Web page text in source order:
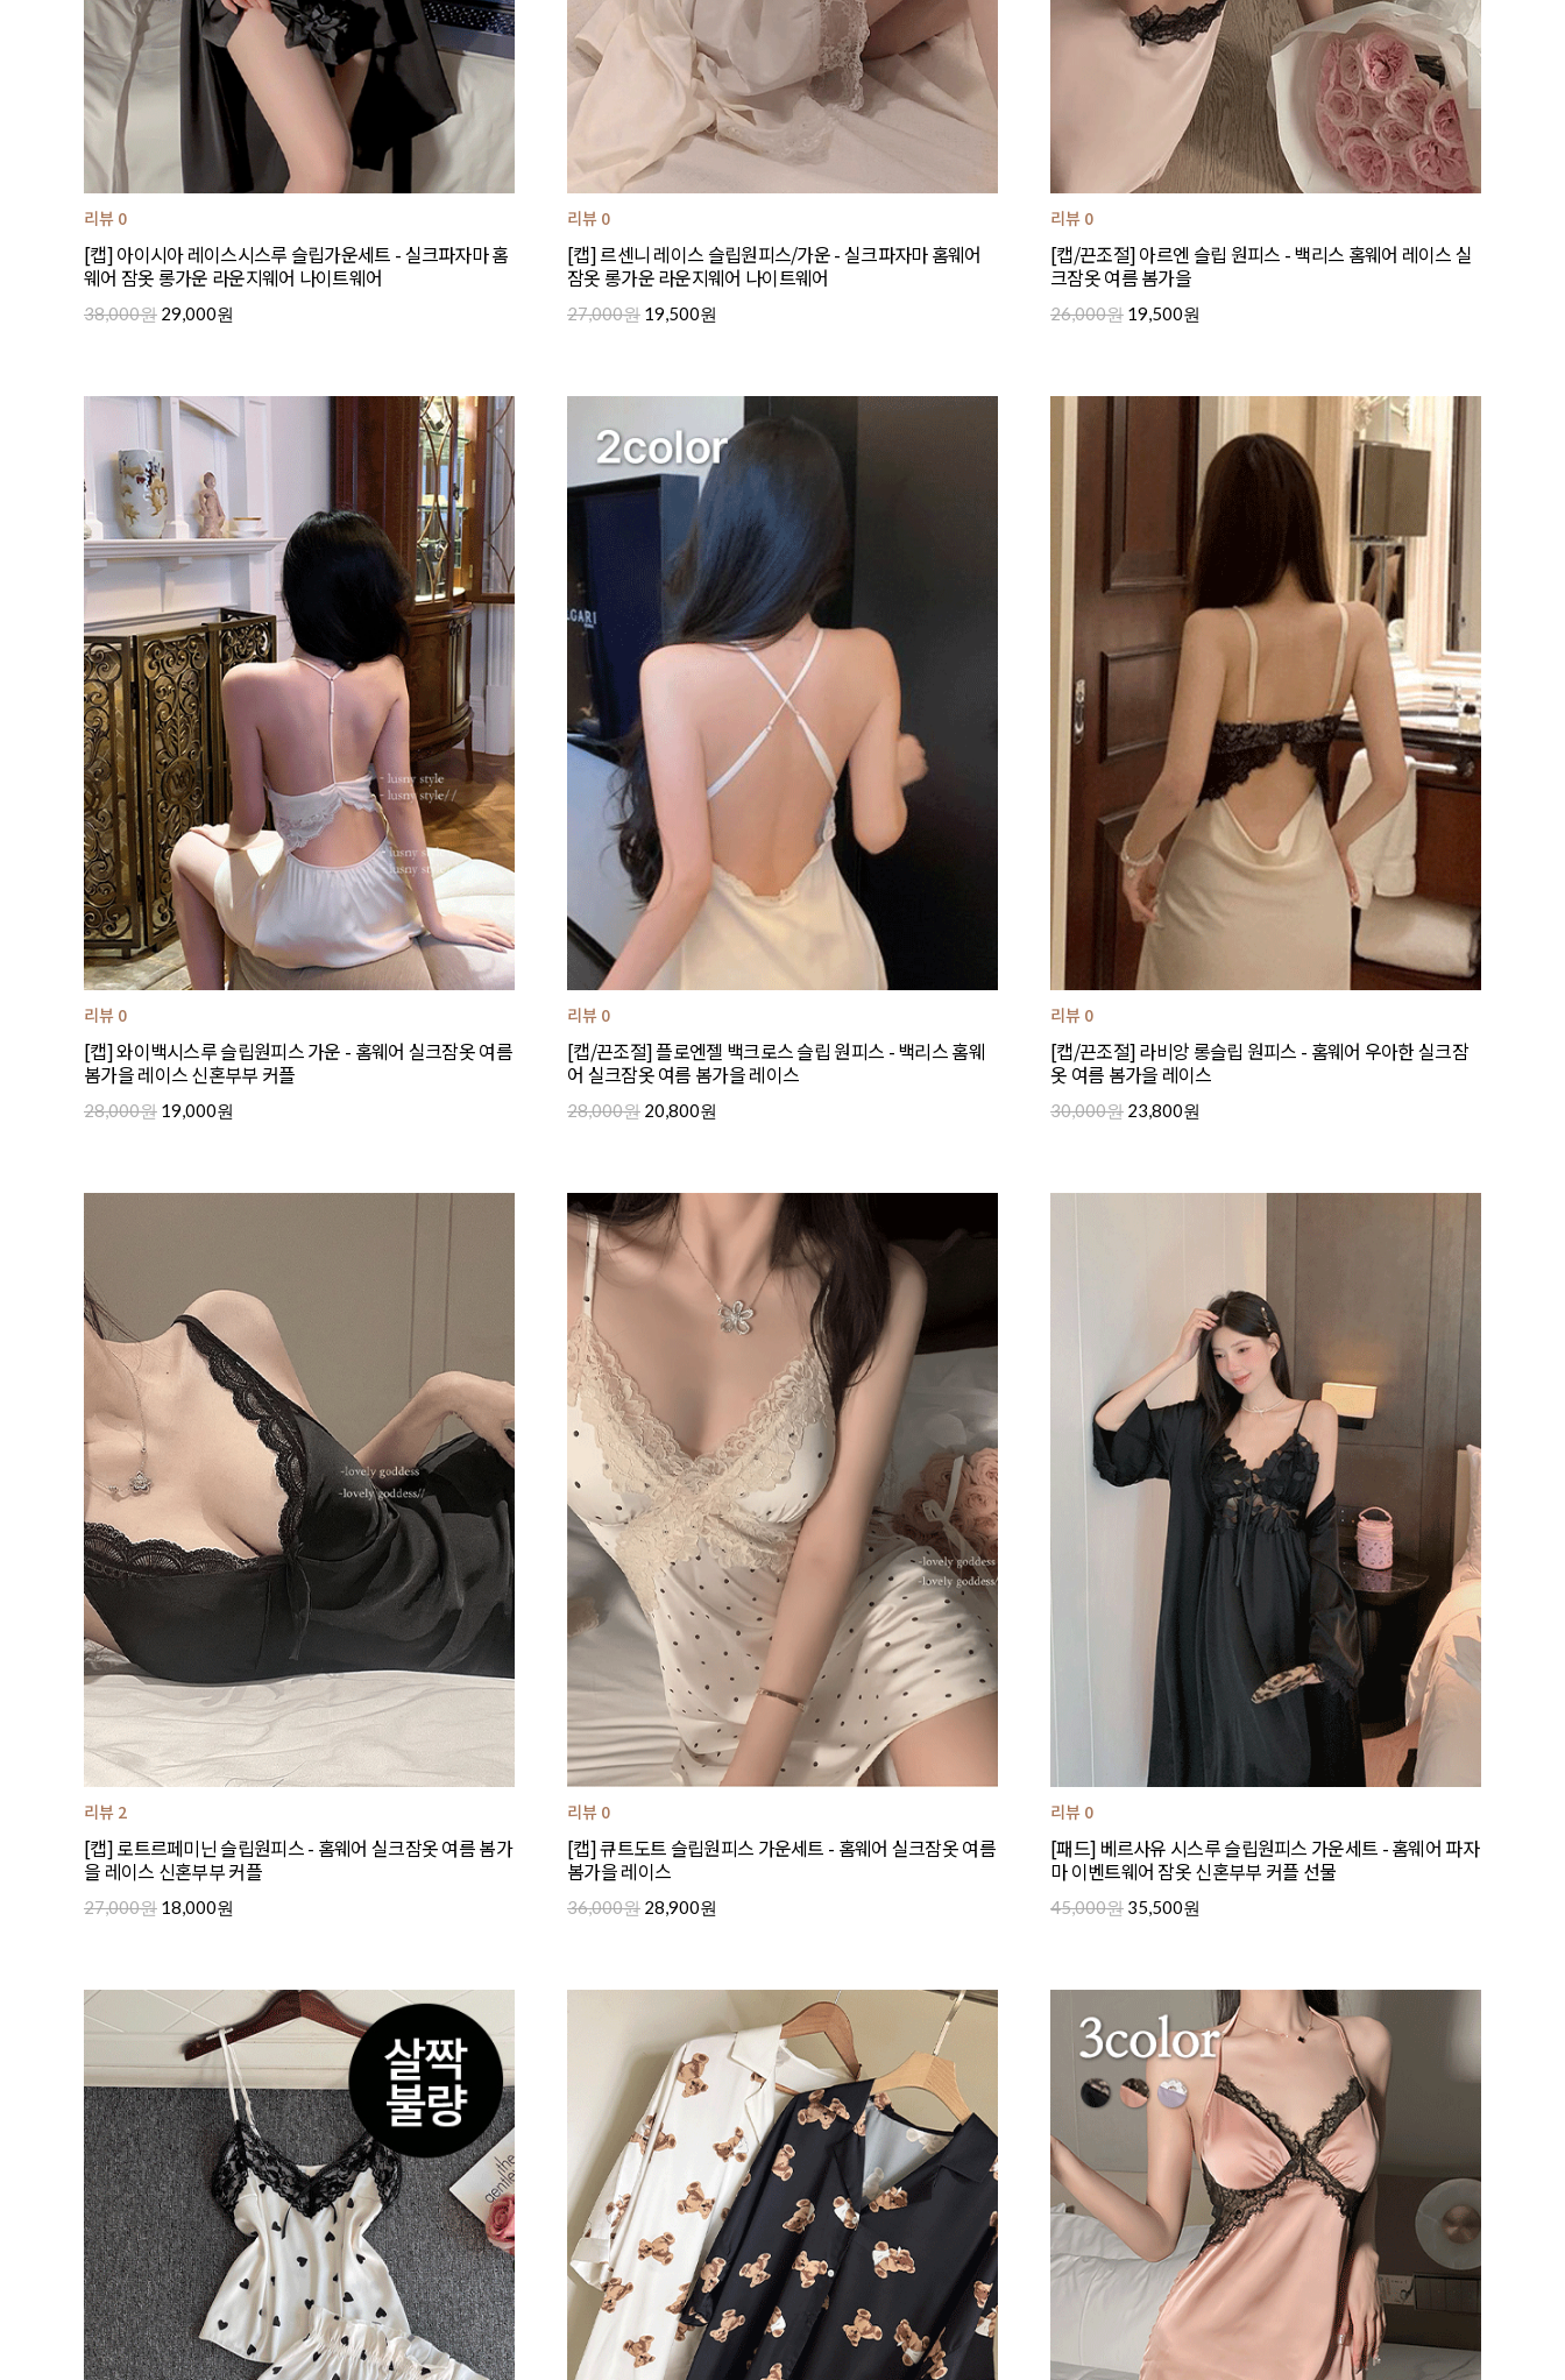
리뷰 0
[캡] 아이시아 레이스시스루 슬립가운세트 - 실크파자마 홈
웨어 잠옷 롱가운 라운지웨어 나이트웨어
38,000원 29,000원
리뷰 0
[캡] 르센니 레이스 슬립원피스/가운 - 실크파자마 홈웨어
잠옷 롱가운 라운지웨어 나이트웨어
27,000원 19,500원
리뷰 0
[캡/끈조절] 아르엔 슬립 원피스 - 백리스 홈웨어 레이스 실
크잠옷 여름 봄가을
26,000원 19,500원
리뷰 0
[캡] 와이백시스루 슬립원피스 가운 - 홈웨어 실크잠옷 여름
봄가을 레이스 신혼부부 커플
28,000원 19,000원
리뷰 0
[캡/끈조절] 플로엔젤 백크로스 슬립 원피스 - 백리스 홈웨
어 실크잠옷 여름 봄가을 레이스
28,000원 20,800원
리뷰 0
[캡/끈조절] 라비앙 롱슬립 원피스 - 홈웨어 우아한 실크잠
옷 여름 봄가을 레이스
30,000원 23,800원
리뷰 2
[캡] 로트르페미닌 슬립원피스 - 홈웨어 실크잠옷 여름 봄가
을 레이스 신혼부부 커플
27,000원 18,000원
리뷰 0
[캡] 큐트도트 슬립원피스 가운세트 - 홈웨어 실크잠옷 여름
봄가을 레이스
36,000원 28,900원
리뷰 0
[패드] 베르사유 시스루 슬립원피스 가운세트 - 홈웨어 파자
마 이벤트웨어 잠옷 신혼부부 커플 선물
45,000원 35,500원